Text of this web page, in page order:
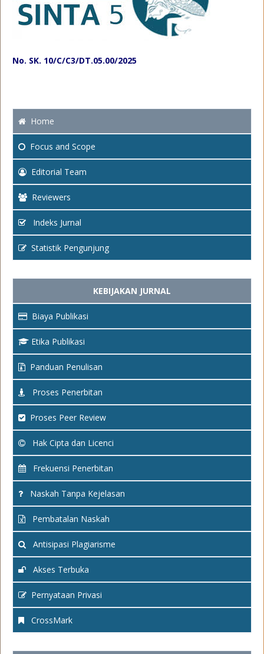
No. SK. 10/C/C3/DT.05.00/2025
Home
Focus and Scope
Editorial Team
Reviewers
Indeks Jurnal
Statistik Pengunjung
KEBIJAKAN JURNAL
Biaya Publikasi
Etika Publikasi
Panduan Penulisan
Proses Penerbitan
Proses Peer Review
Hak Cipta dan Licenci
Frekuensi Penerbitan
Naskah Tanpa Kejelasan
Pembatalan Naskah
Antisipasi Plagiarisme
Akses Terbuka
Pernyataan Privasi
CrossMark